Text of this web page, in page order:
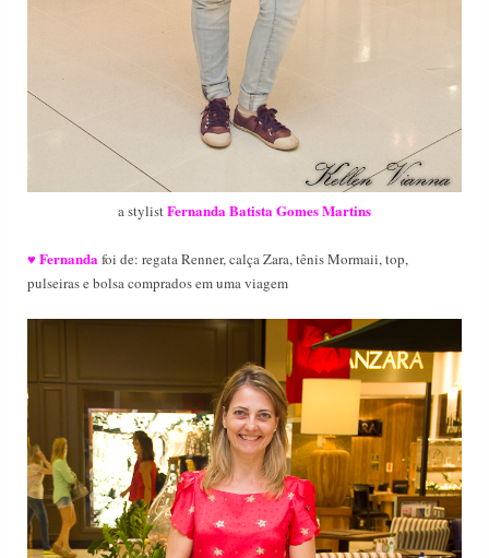
a stylistFernanda Batista Gomes Martins
♥ Fernandafoi de: regata Renner, calça Zara, tênis Mormaii, top,
pulseiras e bolsa comprados em uma viagem